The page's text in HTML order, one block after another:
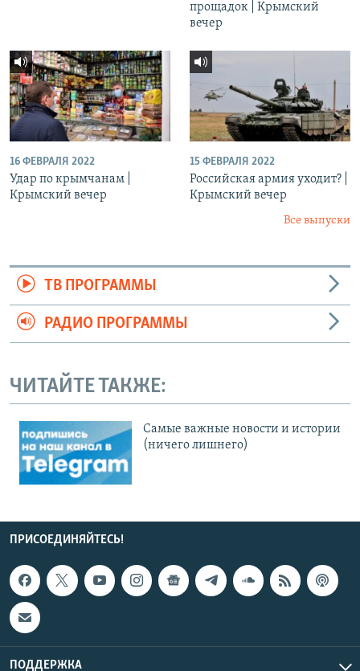
прощадок | Крымский
вечер
16 ФЕВРАЛЯ 2022
Удар по крымчанам |
Крымский вечер
15 ФЕВРАЛЯ 2022
Российская армия уходит? |
Крымский вечер
Все выпуски
ТВ ПРОГРАММЫ
РАДИО ПРОГРАММЫ
ЧИТАЙТЕ ТАКЖЕ:
Cамые важные новости и истории
(ничего лишнего)
ПРИСОЕДИНЯЙТЕСЬ!
ПОДДЕРЖКА